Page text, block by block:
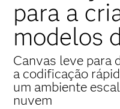
para a
modelos
Canvas leve para
a codificação
um ambiente
nuvem